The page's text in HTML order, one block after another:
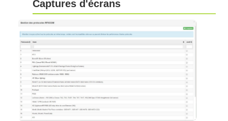
Captures d'écrans